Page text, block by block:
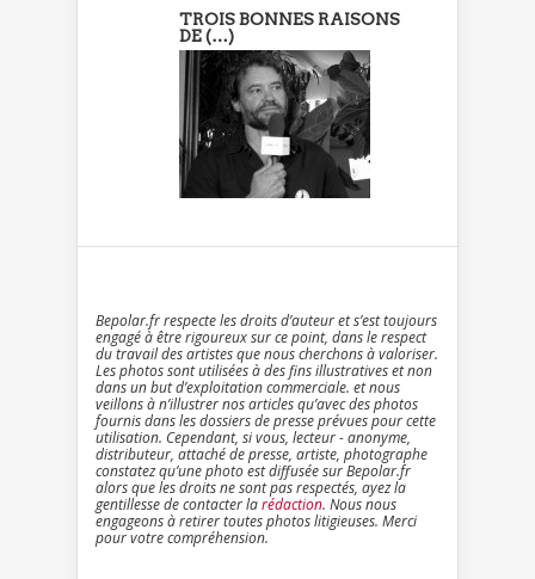
TROIS BONNES RAISONS
DE (…)
Bepolar.fr respecte les droits d’auteur et s’est toujours
engagé à être rigoureux sur ce point, dans le respect
du travail des artistes que nous cherchons à valoriser.
Les photos sont utilisées à des fins illustratives et non
dans un but d’exploitation commerciale. et nous
veillons à n’illustrer nos articles qu’avec des photos
fournis dans les dossiers de presse prévues pour cette
utilisation. Cependant, si vous, lecteur - anonyme,
distributeur, attaché de presse, artiste, photographe
constatez qu’une photo est diffusée sur Bepolar.fr
alors que les droits ne sont pas respectés, ayez la
gentillesse de contacter larédaction. Nous nous
engageons à retirer toutes photos litigieuses. Merci
pour votre compréhension.